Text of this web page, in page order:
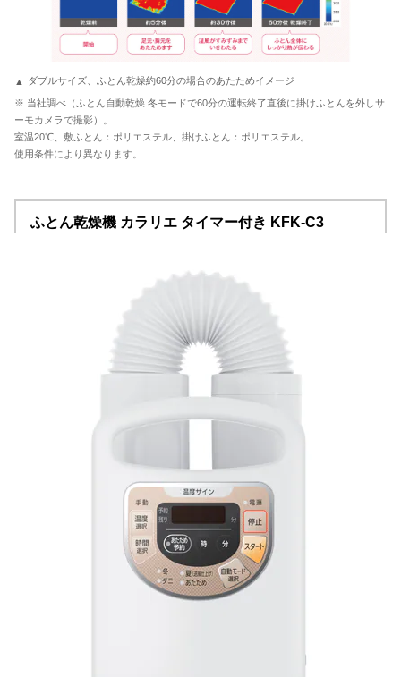
ダブルサイズ、ふとん乾燥約60分の場合のあたためイメージ
※ 当社調べ（ふとん自動乾燥 冬モードで60分の運転終了直後に掛けふとんを外しサ
ーモカメラで撮影）。
室温20℃、敷ふとん：ポリエステル、掛けふとん：ポリエステル。
使用条件により異なります。
ふとん乾燥機 カラリエ タイマー付き KFK-C3